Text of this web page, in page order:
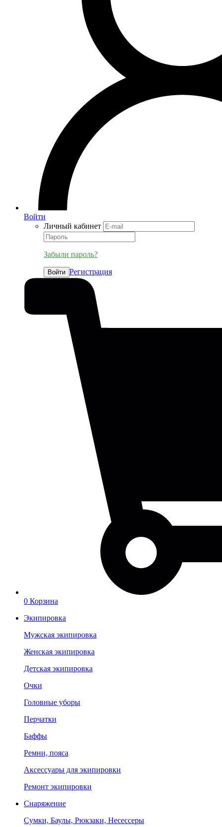
Войти
Личный кабинет
Забыли пароль?
Войти Регистрация
0 Корзина
Экипировка
Мужская экипировка
Женская экипировка
Детская экипировка
Очки
Головные уборы
Перчатки
Баффы
Ремни, пояса
Аксессуары для экипировки
Ремонт экипировки
Снаряжение
Сумки, Баулы, Рюкзаки, Несессеры